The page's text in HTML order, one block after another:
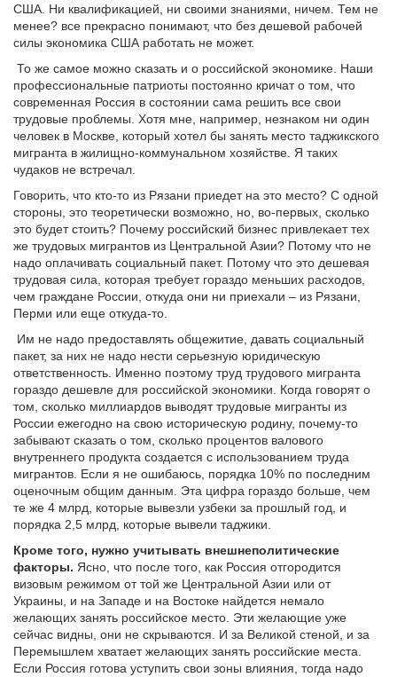
США. Ни квалификацией, ни своими знаниями, ничем. Тем не
менее? все прекрасно понимают, что без дешевой рабочей
силы экономика США работать не может.
То же самое можно сказать и о российской экономике. Наши
профессиональные патриоты постоянно кричат о том, что
современная Россия в состоянии сама решить все свои
трудовые проблемы. Хотя мне, например, незнаком ни один
человек в Москве, который хотел бы занять место таджикского
мигранта в жилищно-коммунальном хозяйстве. Я таких
чудаков не встречал.
Говорить, что кто-то из Рязани приедет на это место? С одной
стороны, это теоретически возможно, но, во-первых, сколько
это будет стоить? Почему российский бизнес привлекает тех
же трудовых мигрантов из Центральной Азии? Потому что не
надо оплачивать социальный пакет. Потому что это дешевая
трудовая сила, которая требует гораздо меньших расходов,
чем граждане России, откуда они ни приехали – из Рязани,
Перми или еще откуда-то.
Им не надо предоставлять общежитие, давать социальный
пакет, за них не надо нести серьезную юридическую
ответственность. Именно поэтому труд трудового мигранта
гораздо дешевле для российской экономики. Когда говорят о
том, сколько миллиардов выводят трудовые мигранты из
России ежегодно на свою историческую родину, почему-то
забывают сказать о том, сколько процентов валового
внутреннего продукта создается с использованием труда
мигрантов. Если я не ошибаюсь, порядка 10% по последним
оценочным общим данным. Эта цифра гораздо больше, чем
те же 4 млрд, которые вывезли узбеки за прошлый год, и
порядка 2,5 млрд, которые вывели таджики.
Кроме того, нужно учитывать внешнеполитические
факторы. Ясно, что после того, как Россия отгородится
визовым режимом от той же Центральной Азии или от
Украины, и на Западе и на Востоке найдется немало
желающих занять российское место. Эти желающие уже
сейчас видны, они не скрываются. И за Великой стеной, и за
Перемышлем хватает желающих занять российские места.
Если Россия готова уступить свои зоны влияния, тогда надо